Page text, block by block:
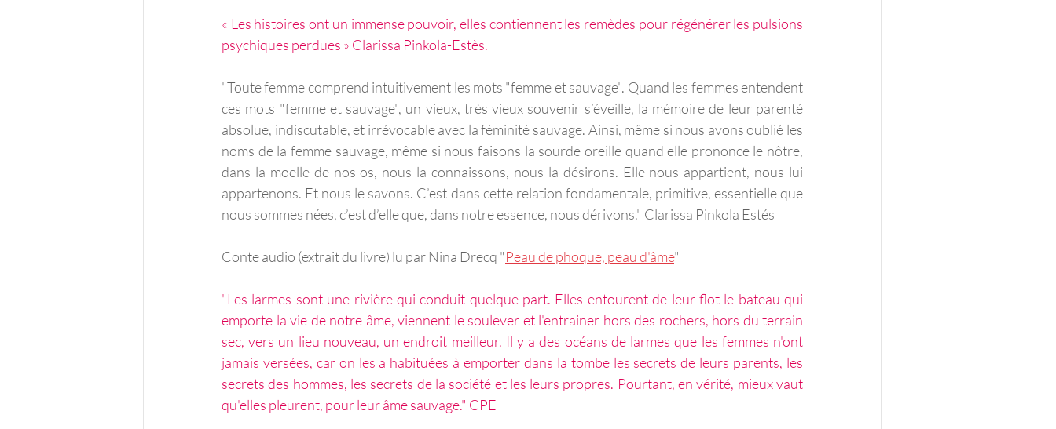
« Les histoires ont un immense pouvoir, elles contiennent les remèdes pour régénérer les pulsions
psychiques perdues » Clarissa Pinkola-Estès.
"Toute femme comprend intuitivement les mots "femme et sauvage". Quand les femmes entendent
ces mots "femme et sauvage", un vieux, très vieux souvenir s’éveille, la mémoire de leur parenté
absolue, indiscutable, et irrévocable avec la féminité sauvage. Ainsi, même si nous avons oublié les
noms de la femme sauvage, même si nous faisons la sourde oreille quand elle prononce le nôtre,
dans la moelle de nos os, nous la connaissons, nous la désirons. Elle nous appartient, nous lui
appartenons. Et nous le savons. C’est dans cette relation fondamentale, primitive, essentielle que
nous sommes nées, c’est d’elle que, dans notre essence, nous dérivons." Clarissa Pinkola Estés
Conte audio (extrait du livre) lu par Nina Drecq "Peau de phoque, peau d'âme"
"Les larmes sont une rivière qui conduit quelque part. Elles entourent de leur flot le bateau qui
emporte la vie de notre âme, viennent le soulever et l'entrainer hors des rochers, hors du terrain
sec, vers un lieu nouveau, un endroit meilleur. Il y a des océans de larmes que les femmes n'ont
jamais versées, car on les a habituées à emporter dans la tombe les secrets de leurs parents, les
secrets des hommes, les secrets de la société et les leurs propres. Pourtant, en vérité, mieux vaut
qu'elles pleurent, pour leur âme sauvage." CPE